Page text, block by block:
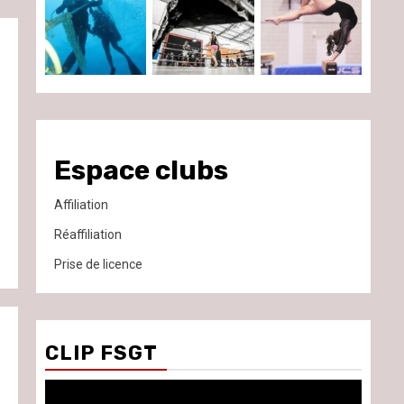
Espace clubs
Affiliation
Réaffiliation
Prise de licence
CLIP FSGT